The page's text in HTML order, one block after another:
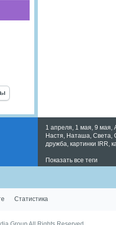
1 апреля, 1 мая, 9 мая,
Настя, Наташа, Света,
дружба, картинки IRR,
Показать все теги
Статистика